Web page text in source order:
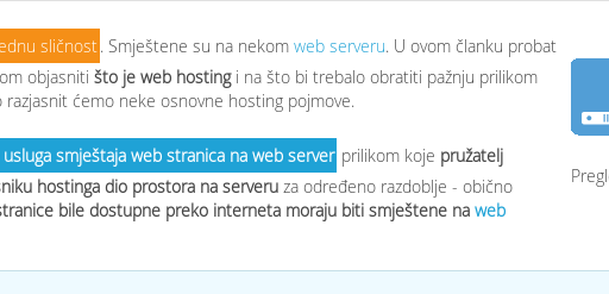
sličnost. Smještene su na nekom web serveru. U ovom članku probat
objasniti što je web hostingi na što bi trebalo obratiti pažnju prilikom
ćemo neke osnovne hosting pojmove.
smještaja web stranica na web server prilikom koje pružatelj
hostinga dio prostora na serveru za određeno razdoblje - obično
bile dostupne preko interneta moraju biti smještene na web